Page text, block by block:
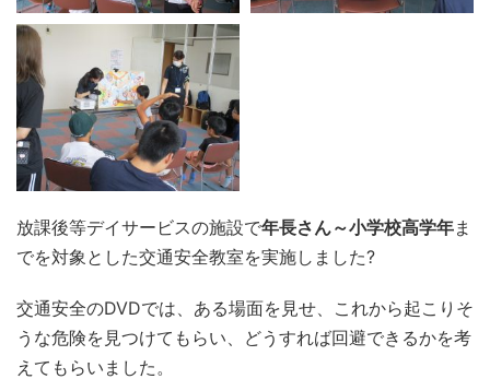
放課後等デイサービスの施設で年長さん～小学校高学年ま
でを対象とした交通安全教室を実施しました?
交通安全のDVDでは、ある場面を見せ、これから起こりそ
うな危険を見つけてもらい、どうすれば回避できるかを考
えてもらいました。